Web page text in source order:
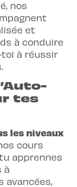
valable
avec le
avec le
4 mois de
jour
(veste,
(pneus
direction,
choses
son
te mettre en
un feed-
son
nos
et
à conduire
à réussir
tes
les niveaux
cours
apprennes
à
avancées,